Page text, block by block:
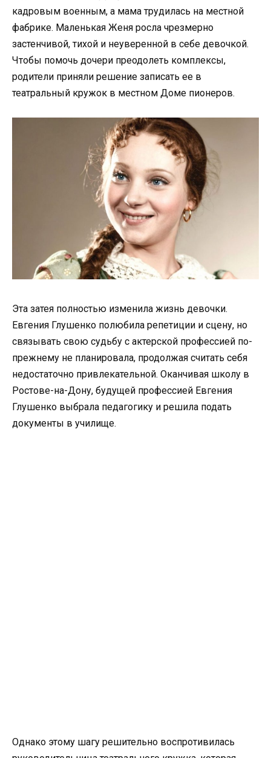
кадровым военным, а мама трудилась на местной
фабрике. Маленькая Женя росла чрезмерно
застенчивой, тихой и неуверенной в себе девочкой.
Чтобы помочь дочери преодолеть комплексы,
родители приняли решение записать ее в
театральный кружок в местном Доме пионеров.
Эта затея полностью изменила жизнь девочки.
Евгения Глушенко полюбила репетиции и сцену, но
связывать свою судьбу с актерской профессией по-
прежнему не планировала, продолжая считать себя
недостаточно привлекательной. Оканчивая школу в
Ростове-на-Дону, будущей профессией Евгения
Глушенко выбрала педагогику и решила подать
документы в училище.
Однако этому шагу решительно воспротивилась